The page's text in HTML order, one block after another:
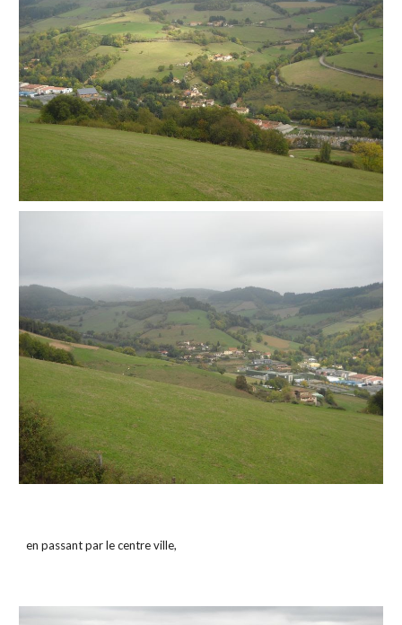
en passant par le centre ville,